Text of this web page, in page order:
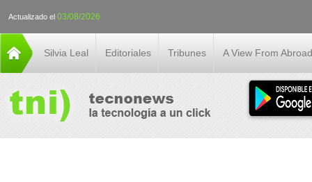
Actualizado el 03/08/2026
Silvia Leal Editoriales Tribunes A View From Abroad